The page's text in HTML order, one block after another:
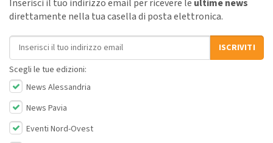
Inserisci il tuo indirizzo email per ricevere le ultime news
direttamente nella tua casella di posta elettronica.
Indirizzo email
ISCRIVITI
Scegli le tue edizioni:
News Alessandria
News Pavia
Eventi Nord-Ovest